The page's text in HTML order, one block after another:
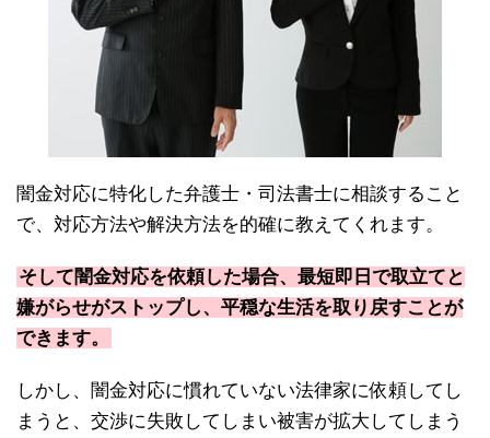
闇金対応に特化した弁護士・司法書士に相談すること
で、対応方法や解決方法を的確に教えてくれます。
そして闇金対応を依頼した場合、最短即日で取立てと
嫌がらせがストップし、平穏な生活を取り戻すことが
できます。
しかし、闇金対応に慣れていない法律家に依頼してし
まうと、交渉に失敗してしまい被害が拡大してしまう